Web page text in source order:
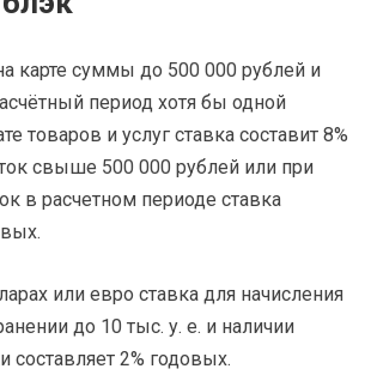
карте суммы до 500 000 рублей и
период хотя бы одной
товаров и услуг ставка составит 8%
свыше 500 000 рублей или при
в расчетном периоде ставка
или евро ставка для начисления
до 10 тыс. у. е. и наличии
составляет 2% годовых.